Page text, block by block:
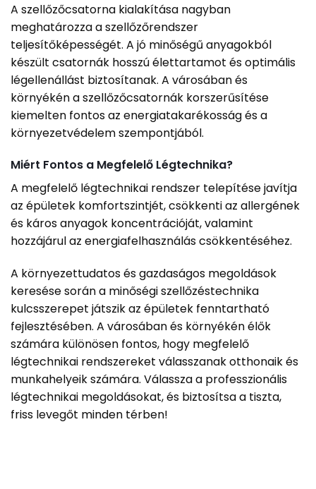
A szellőzőcsatorna kialakítása nagyban
meghatározza a szellőzőrendszer
teljesítőképességét. A jó minőségű anyagokból
készült csatornák hosszú élettartamot és optimális
légellenállást biztosítanak. A városában és
környékén a szellőzőcsatornák korszerűsítése
kiemelten fontos az energiatakarékosság és a
környezetvédelem szempontjából.
Miért Fontos a Megfelelő Légtechnika?
A megfelelő légtechnikai rendszer telepítése javítja
az épületek komfortszintjét, csökkenti az allergének
és káros anyagok koncentrációját, valamint
hozzájárul az energiafelhasználás csökkentéséhez.
A környezettudatos és gazdaságos megoldások
keresése során a minőségi szellőzéstechnika
kulcsszerepet játszik az épületek fenntartható
fejlesztésében. A városában és környékén élők
számára különösen fontos, hogy megfelelő
légtechnikai rendszereket válasszanak otthonaik és
munkahelyeik számára. Válassza a professzionális
légtechnikai megoldásokat, és biztosítsa a tiszta,
friss levegőt minden térben!